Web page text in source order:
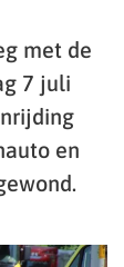
met de
7 juli
en